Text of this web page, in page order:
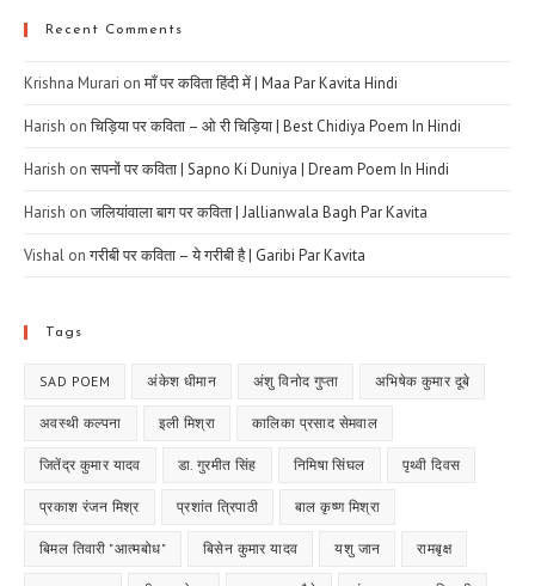
Recent Comments
Krishna Murari onमाँ पर कविता हिंदी में | Maa Par Kavita Hindi
Harish onचिड़िया पर कविता – ओ री चिड़िया | Best Chidiya Poem In Hindi
Harish onसपनों पर कविता | Sapno Ki Duniya | Dream Poem In Hindi
Harish onजलियांवाला बाग पर कविता | Jallianwala Bagh Par Kavita
Vishal onगरीबी पर कविता – ये गरीबी है | Garibi Par Kavita
Tags
SAD POEM अंकेश धीमान अंशु विनोद गुप्ता अभिषेक कुमार दूबे
अवस्थी कल्पना इली मिश्रा कालिका प्रसाद सेमवाल
जितेंद्र कुमार यादव डा. गुरमीत सिंह निमिषा सिंघल पृथ्वी दिवस
प्रकाश रंजन मिश्र प्रशांत त्रिपाठी बाल कृष्ण मिश्रा
बिमल तिवारी "आत्मबोध" बिसेन कुमार यादव यशु जान रामबृक्ष